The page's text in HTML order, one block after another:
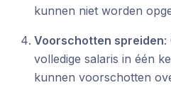
kunnen niet worden
Voorschotten spreiden:
volledige salaris in één
kunnen voorschotten